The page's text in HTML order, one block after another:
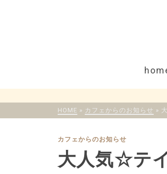
HOME » カフェからのお知らせ »
カフェからのお知らせ
大人気☆テ